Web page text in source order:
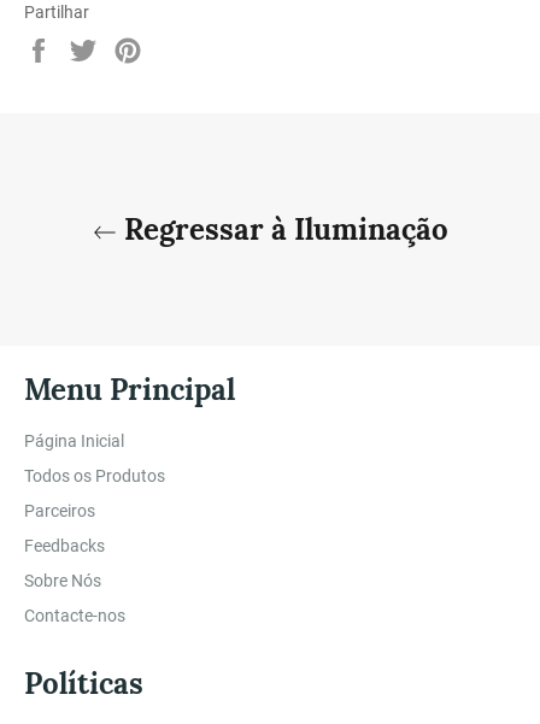
Partilhar
Partilhe Twittar
Regressar à Iluminação
Menu Principal
Página Inicial
Todos os Produtos
Parceiros
Feedbacks
Sobre Nós
Contacte-nos
Políticas